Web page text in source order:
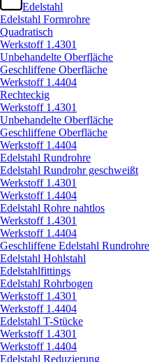
Edelstahl
Edelstahl Formrohre
Quadratisch
Werkstoff 1.4301
Unbehandelte Oberfläche
Geschliffene Oberfläche
Werkstoff 1.4404
Rechteckig
Werkstoff 1.4301
Unbehandelte Oberfläche
Geschliffene Oberfläche
Werkstoff 1.4404
Edelstahl Rundrohre
Edelstahl Rundrohr geschweißt
Werkstoff 1.4301
Werkstoff 1.4404
Edelstahl Rohre nahtlos
Werkstoff 1.4301
Werkstoff 1.4404
Geschliffene Edelstahl Rundrohre
Edelstahl Hohlstahl
Edelstahlfittings
Edelstahl Rohrbogen
Werkstoff 1.4301
Werkstoff 1.4404
Edelstahl T-Stücke
Werkstoff 1.4301
Werkstoff 1.4404
Edelstahl Reduzierung